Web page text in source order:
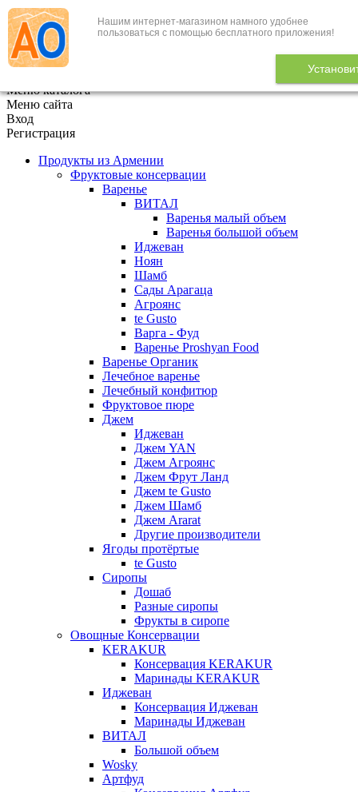
Нашим интернет-магазином намного удобнее
пользоваться с помощью бесплатного приложения!
+7 (495) 646-888-1
В корзине 0
Меню каталога
Меню сайта
Вход
Регистрация
Продукты из Армении
Фруктовые консервации
Варенье
ВИТАЛ
Варенья малый объем
Варенья большой объем
Иджеван
Ноян
Шамб
Сады Арагаца
Агроянс
te Gusto
Варга - Фуд
Варенье Proshyan Food
Варенье Органик
Лечебное варенье
Лечебный конфитюр
Фруктовое пюре
Джем
Иджеван
Джем YAN
Джем Агроянс
Джем Фрут Ланд
Джем te Gusto
Джем Шамб
Джем Ararat
Другие производители
Ягоды протёртые
te Gusto
Сиропы
Дошаб
Разные сиропы
Фрукты в сиропе
Овощные Консервации
KERAKUR
Консервация KERAKUR
Маринады KERAKUR
Иджеван
Консервация Иджеван
Маринады Иджеван
ВИТАЛ
Большой объем
Wosky
Артфуд